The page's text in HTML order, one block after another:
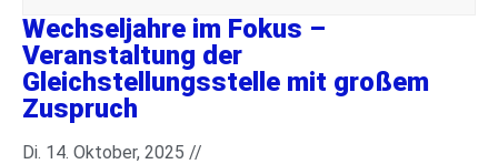
Wechseljahre im Fokus –
Veranstaltung der
Gleichstellungsstelle mit großem
Zuspruch
Di. 14. Oktober, 2025 //